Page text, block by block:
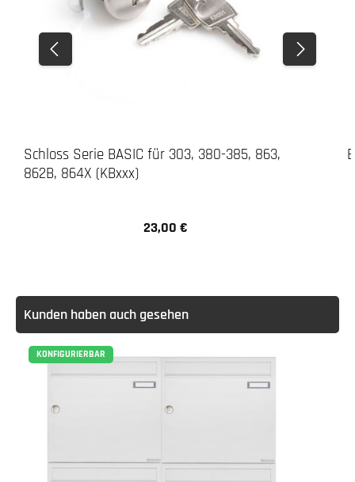
Schloss Serie BASIC für 303, 380-385, 863,
862B, 864X (KBxxx)
Regulärer Preis:
23,00 €
Kunden haben auch gesehen
KONFIGURIERBAR